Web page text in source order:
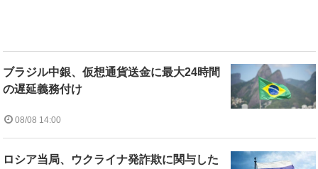
ブラジル中銀、仮想通貨送金に最大24時間
の遅延義務付け
08/08 14:00
ロシア当局、ウクライナ発詐欺に関与した